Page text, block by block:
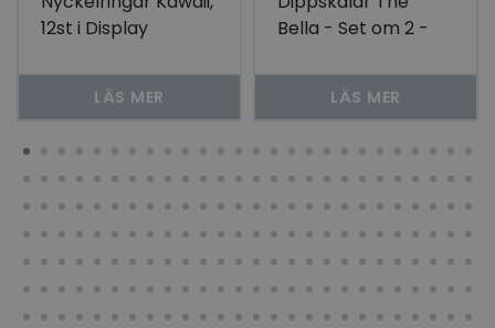
12st i Display
LÄS MER
Bella - Set om 2 -
LÄS MER